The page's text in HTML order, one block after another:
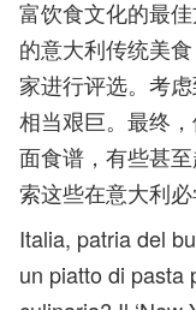
富饮食文化的最
的意大利传统美
家进行评选。考
相当艰巨。最终
面食谱，有些甚
索这些在意大利
Italia, patria del
un piatto di pasta